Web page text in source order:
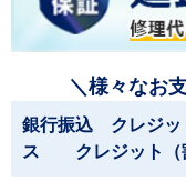
＼様々なお
銀行振込 クレジ
ス クレジット（